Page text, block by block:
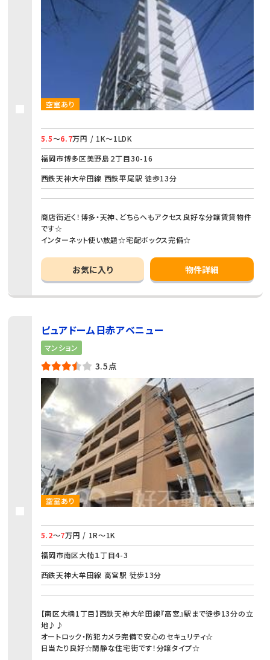
空室あり
5.5～6.7万円 / 1K～1LDK
福岡市博多区美野島２丁目30-16
西鉄天神大牟田線 西鉄平尾駅 徒歩13分
商店街近く！博多・天神、どちらへもアクセス良好な分譲賃貸物件
です☆
インターネット使い放題☆宅配ボックス完備☆
お気に入り 物件詳細
ピュアドーム日赤アベニュー
マンション
3.5点
空室あり
5.2～7万円 / 1R～1K
福岡市南区大楠１丁目4-3
西鉄天神大牟田線 高宮駅 徒歩13分
【南区大楠1丁目】西鉄天神大牟田線『高宮』駅まで徒歩13分の立
地♪♪
オートロック・防犯カメラ完備で安心のセキュリティ☆
日当たり良好☆閑静な住宅街です！分譲タイプ☆